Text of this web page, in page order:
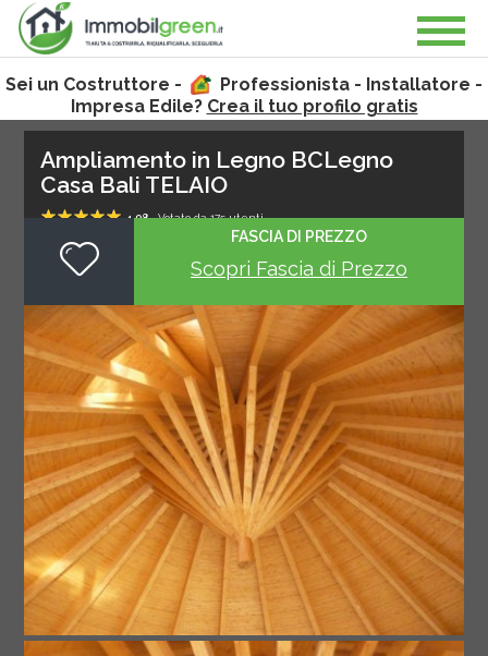
Sei un Costruttore -
Professionista - Installatore -
Impresa Edile? Crea il tuo profilo gratis
Ampliamento in Legno BCLegno
Casa Bali TELAIO
4.98Votato da175utenti
FASCIA DI PREZZO
Scopri Fascia di Prezzo